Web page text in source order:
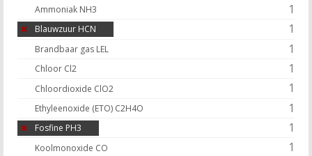
Ammoniak NH3 1
Blauwzuur HCN 1
Brandbaar gas LEL 1
Chloor Cl2 1
Chloordioxide ClO2 1
Ethyleenoxide (ETO) C2H4O 1
Fosfine PH3 1
Koolmonoxide CO 1